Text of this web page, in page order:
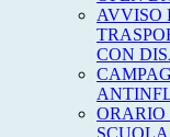
AVVISO
CON